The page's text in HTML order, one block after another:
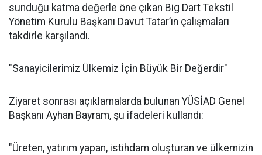
sunduğu katma değerle öne çıkan Big Dart Tekstil
Yönetim Kurulu Başkanı Davut Tatar’ın çalışmaları
takdirle karşılandı.
"Sanayicilerimiz Ülkemiz İçin Büyük Bir Değerdir"
Ziyaret sonrası açıklamalarda bulunan YÜSİAD Genel
Başkanı Ayhan Bayram, şu ifadeleri kullandı:
"Üreten, yatırım yapan, istihdam oluşturan ve ülkemizin